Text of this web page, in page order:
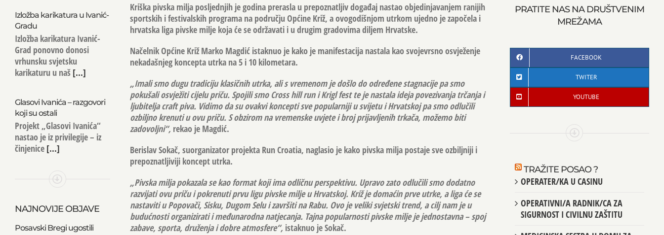
Kriška pivska milja posljednjih je godina prerasla u prepoznatljiv događaj nastao objedinjavanjem ranijih
sportskih i festivalskih programa na području Općine Križ, a ovogodišnjom utrkom ujedno je započela i
hrvatska liga pivske milje koja će se održavati i u drugim gradovima diljem Hrvatske.
Načelnik Općine Križ Marko Magdićistaknuo je kako je manifestacija nastala kao svojevrsno osvježenje
nekadašnjeg koncepta utrka na 5 i 10 kilometara.
„Imali smo dugu tradiciju klasičnih utrka, ali s vremenom je došlo do određene stagnacije pa smo
pokušali osvježiti cijelu priču. Spojili smo Cross hill run i Krigl fest te je nastala ideja povezivanja trčanja i
ljubitelja craft piva. Vidimo da su ovakvi koncepti sve popularniji u svijetu i Hrvatskoj pa smo odlučili
ozbiljno krenuti u ovu priču. S obzirom na vremenske uvjete i broj prijavljenih trkača, možemo biti
zadovoljni“, rekao je Magdić.
Berislav Sokač, suorganizator projekta Run Croatia, naglasio je kako pivska milja postaje sve ozbiljniji i
prepoznatljiviji koncept utrka.
„Pivska milja pokazala se kao format koji ima odličnu perspektivu. Upravo zato odlučili smo dodatno
razvijati ovu priču i pokrenuti prvu ligu pivske milje u Hrvatskoj. Križ je domaćin prve utrke, a liga će se
nastaviti u Popovači, Sisku, Dugom Selu i završiti na Rabu. Ovo je veliki svjetski trend, a cilj nam je u
budućnosti organizirati i međunarodna natjecanja. Tajna popularnosti pivske milje je jednostavna – spoj
zabave, sporta, druženja i dobre atmosfere“, istaknuo je Sokač.
Izložba karikatura u Ivanić-
Gradu
Izložba karikatura Ivanić-
Grad ponovno donosi
vrhunsku svjetsku
karikaturu u naš[...]
Glasovi Ivanića – razgovori
koji su ostali
Projekt „Glasovi Ivanića“
nastao je iz privilegije – iz
činjenice[...]
NAJNOVIJE OBJAVE
Posavski Bregi ugostili
PRATITE NAS NA DRUŠTVENIM
MREŽAMA
FACEBOOK
TWITER
YOUTUBE
TRAŽITE POSAO ?
OPERATER/KA U CASINU
OPERATIVNI/A RADNIK/CA ZA
SIGURNOST I CIVILNU ZAŠTITU